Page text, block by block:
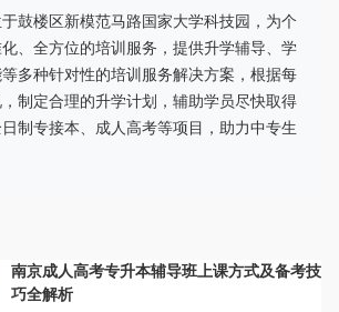
鼓楼区新模范马路国家大学科技园，为个
、全方位的培训服务，提供升学辅导、学
多种针对性的培训服务解决方案，根据每
制定合理的升学计划，辅助学员尽快取得
制专接本、成人高考等项目，助力中专生
南京成人高考专升本辅导班上课方式及备考技
巧全解析